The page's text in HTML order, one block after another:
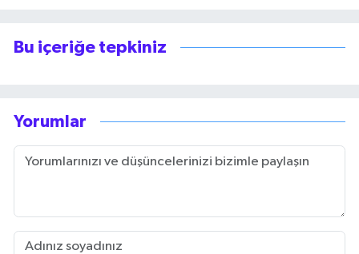
Bu içeriğe tepkiniz
Yorumlar